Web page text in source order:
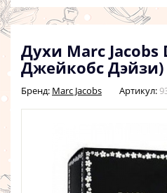
Духи Marc
Джейкобс Дэйзи)
Бренд: Marc Jacobs Артикул: